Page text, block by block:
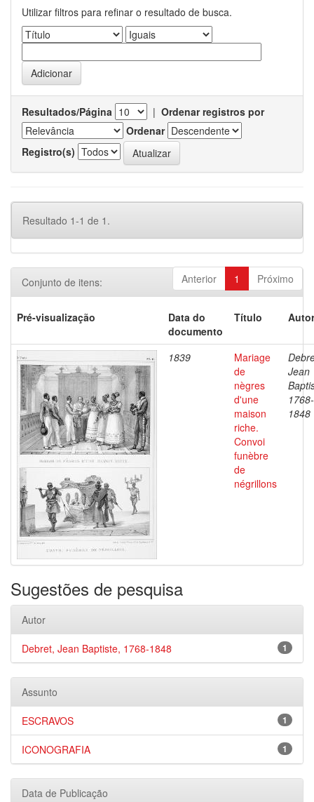
Utilizar filtros para refinar o resultado de busca.
Resultados/Página | Ordenar registros por
Ordenar
Registro(s)
Resultado 1-1 de 1.
Anterior 1 Próximo
Conjunto de itens:
Pré-visualização
Data do
documento
Título
1839
Mariage
de
nègres
d'une
maison
riche.
Convoi
funèbre
de
négrillons
Jean
1768-
1848
Sugestões de pesquisa
Autor
1
Debret, Jean Baptiste, 1768-1848
Assunto
1
ESCRAVOS
1
ICONOGRAFIA
Data de Publicação